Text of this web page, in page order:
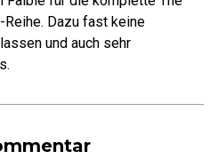
Dazu fast keine
und auch sehr